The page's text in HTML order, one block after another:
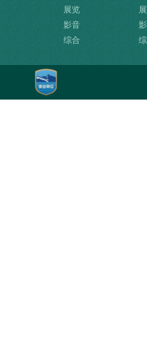
展览
影音
综合